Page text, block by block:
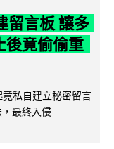
留言板 讓多
後竟偷偷重
私自建立秘密留言
最終入侵